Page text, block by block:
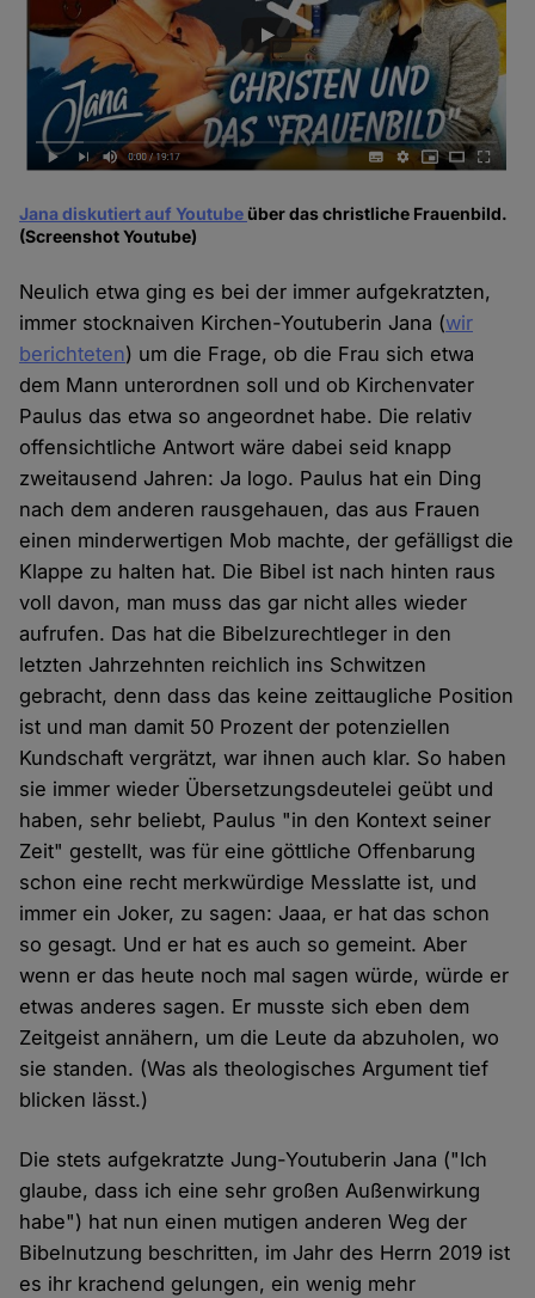
Jana diskutiert auf Youtube über das christliche Frauenbild.
(Screenshot Youtube)
Neulich etwa ging es bei der immer aufgekratzten,
immer stocknaiven Kirchen-Youtuberin Jana (wir
berichteten) um die Frage, ob die Frau sich etwa
dem Mann unterordnen soll und ob Kirchenvater
Paulus das etwa so angeordnet habe. Die relativ
offensichtliche Antwort wäre dabei seid knapp
zweitausend Jahren: Ja logo. Paulus hat ein Ding
nach dem anderen rausgehauen, das aus Frauen
einen minderwertigen Mob machte, der gefälligst die
Klappe zu halten hat. Die Bibel ist nach hinten raus
voll davon, man muss das gar nicht alles wieder
aufrufen. Das hat die Bibelzurechtleger in den
letzten Jahrzehnten reichlich ins Schwitzen
gebracht, denn dass das keine zeittaugliche Position
ist und man damit 50 Prozent der potenziellen
Kundschaft vergrätzt, war ihnen auch klar. So haben
sie immer wieder Übersetzungsdeutelei geübt und
haben, sehr beliebt, Paulus "in den Kontext seiner
Zeit" gestellt, was für eine göttliche Offenbarung
schon eine recht merkwürdige Messlatte ist, und
immer ein Joker, zu sagen: Jaaa, er hat das schon
so gesagt. Und er hat es auch so gemeint. Aber
wenn er das heute noch mal sagen würde, würde er
etwas anderes sagen. Er musste sich eben dem
Zeitgeist annähern, um die Leute da abzuholen, wo
sie standen. (Was als theologisches Argument tief
blicken lässt.)
Die stets aufgekratzte Jung-Youtuberin Jana ("Ich
glaube, dass ich eine sehr großen Außenwirkung
habe") hat nun einen mutigen anderen Weg der
Bibelnutzung beschritten, im Jahr des Herrn 2019 ist
es ihr krachend gelungen, ein wenig mehr